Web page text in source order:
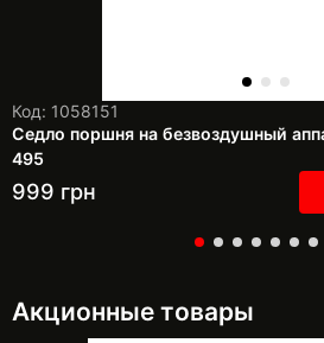
Код: 1058151
Седло поршня на безвоздушный
495
999 грн
Акционные товары